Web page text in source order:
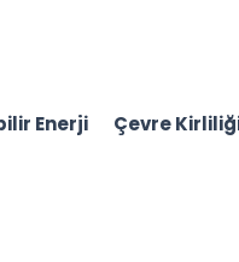
Enerji Çevre